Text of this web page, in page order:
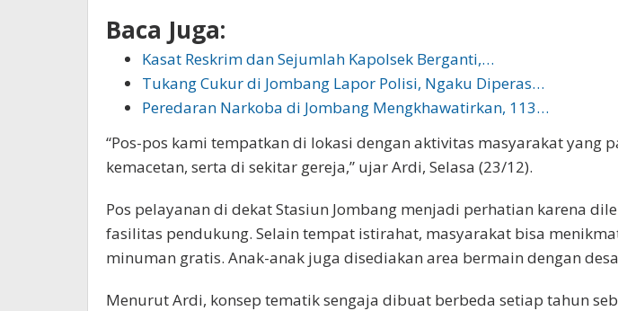
Baca Juga:
Kasat Reskrim dan Sejumlah Kapolsek Berganti,…
Tukang Cukur di Jombang Lapor Polisi, Ngaku Diperas…
Peredaran Narkoba di Jombang Mengkhawatirkan, 113…
“Pos-pos kami tempatkan di lokasi dengan aktivitas masyarakat yang
kemacetan, serta di sekitar gereja,” ujar Ardi, Selasa (23/12).
Pos pelayanan di dekat Stasiun Jombang menjadi perhatian karena
fasilitas pendukung. Selain tempat istirahat, masyarakat bisa
minuman gratis. Anak-anak juga disediakan area bermain dengan
Menurut Ardi, konsep tematik sengaja dibuat berbeda setiap tahun